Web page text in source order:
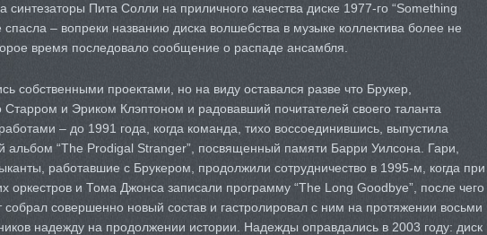
синтезаторы Пита Солли на приличного качества диске 1977-го “Something
– вопреки названию диска волшебства в музыке коллектива более не
время последовало сообщение о распаде ансамбля.
собственными проектами, но на виду оставался разве что Брукер,
Старром и Эриком Клэптоном и радовавший почитателей своего таланта
– до 1991 года, когда команда, тихо воссоединившись, выпустила
альбом “The Prodigal Stranger”, посвященный памяти Барри Уилсона. Гари,
работавшие с Брукером, продолжили сотрудничество в 1995-м, когда при
оркестров и Тома Джонса записали программу “The Long Goodbye”, после чего
совершенно новый состав и гастролировал с ним на протяжении восьми
надежду на продолжении истории. Надежды оправдались в 2003 году: диск